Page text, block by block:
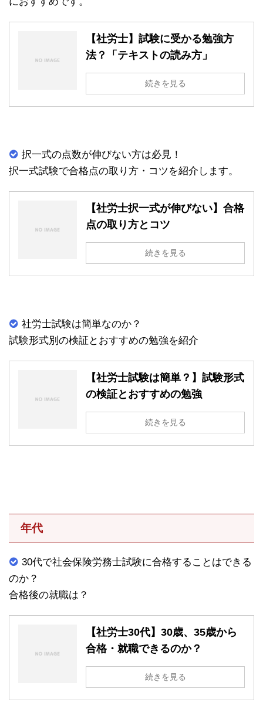
【社労士】試験に受かる勉強方
法？「テキストの読み方」
続きを見る
択一式の点数が伸びない方は必見！
択一式試験で合格点の取り方・コツを紹介します。
【社労士択一式が伸びない】合格
点の取り方とコツ
続きを見る
社労士試験は簡単なのか？
試験形式別の検証とおすすめの勉強を紹介
【社労士試験は簡単？】試験形式
の検証とおすすめの勉強
続きを見る
年代
30代で社会保険労務士試験に合格することはできる
のか？
合格後の就職は？
【社労士30代】30歳、35歳から
合格・就職できるのか？
続きを見る